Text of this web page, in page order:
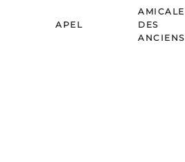
APEL
AMICALE
DES
ANCIENS